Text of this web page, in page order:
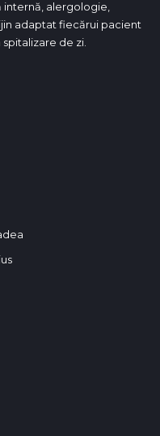
alergologie,
adaptat fiecărui pacient
de zi.